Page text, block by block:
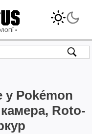
•
у Pokémon
Roto-